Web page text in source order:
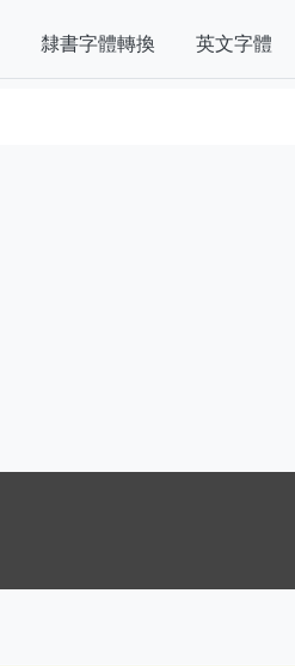
隸書字體轉換 英文字體